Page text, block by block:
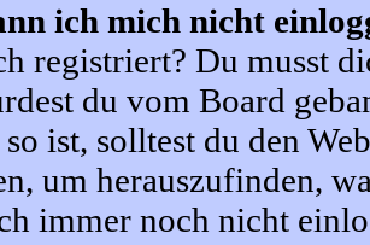
ich mich nicht
registriert? Du musst
du vom Board
ist, solltest du den
um herauszufinden,
immer noch nicht